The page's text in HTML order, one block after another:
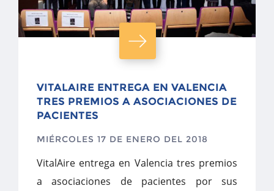
VITALAIRE ENTREGA EN VALENCIA
TRES PREMIOS A ASOCIACIONES DE
PACIENTES
MIÉRCOLES 17 DE ENERO DEL 2018
VitalAire entrega en Valencia tres premios
a asociaciones de pacientes por sus